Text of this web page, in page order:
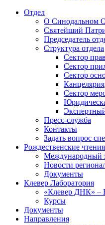
Отдел
О Синодальном
Святейший
Председатель
Структура отдела
Сектор
Сектор
Сектор
Канцелярия
Сектор
Пресс-служба
Контакты
Задать вопрос
Рождественские чтения
Международный
Новости
Документы
Клевер Лаборатория
«Клевер ДНК» –
Курсы
Документы
Направления